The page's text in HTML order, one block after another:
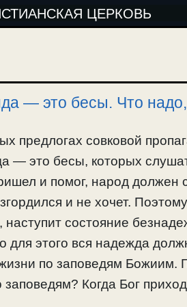
ЦЕРКОВЬ
— это бесы. Что
предлогах совковой
— это бесы, которых
и помог, народ должен
и не хочет.
состояние
для этого вся надежда
по заповедям Божиим.
Когда Бог